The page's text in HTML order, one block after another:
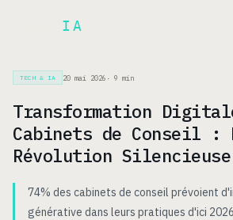
IA
TECH & IA 20 mai 2026 · 9 min
Transformation
Cabinets de Conseil :
Révolution Silencieuse
74% des cabinets de conseil prévoient
générative dans leurs pratiques d'ici